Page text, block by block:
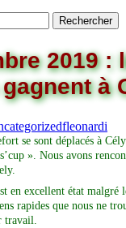
2019 :
à
fleonardi
se sont déplacés à
». Nous avons
en excellent état malgré
rapides que nous ne